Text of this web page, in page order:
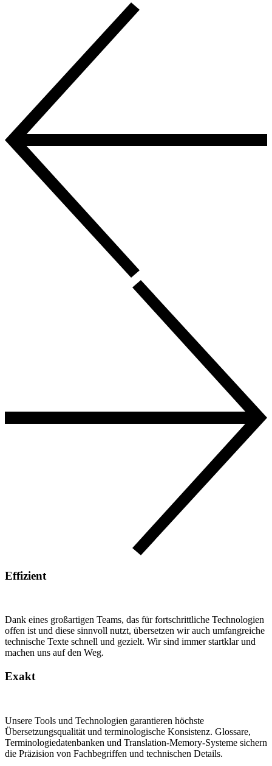
Effizient
Dank eines großartigen Teams, das für fortschrittliche Technologien
offen ist und diese sinnvoll nutzt, übersetzen wir auch umfangreiche
technische Texte schnell und gezielt. Wir sind immer startklar und
machen uns auf den Weg.
Exakt
Unsere Tools und Technologien garantieren höchste
Übersetzungsqualität und terminologische Konsistenz. Glossare,
Terminologiedatenbanken und Translation-Memory-Systeme sichern
die Präzision von Fachbegriffen und technischen Details.